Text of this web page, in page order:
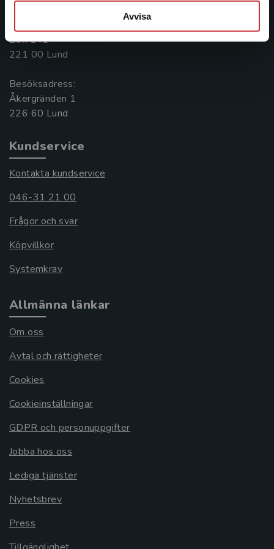
Avvisa
Box 141
221 00 Lund
Besöksadress:
Åkergränden 1
Kundservice
Kontakta kundservice
046-31 21 00
Frågor och svar
Köpvillkor
Systemkrav
Allmänna länkar
Om oss
Avtal och rättigheter
Cookies
Cookieinställningar
GDPR och personuppgifter
Jobba hos oss
Lediga tjänster
Nyhetsbrev
Press